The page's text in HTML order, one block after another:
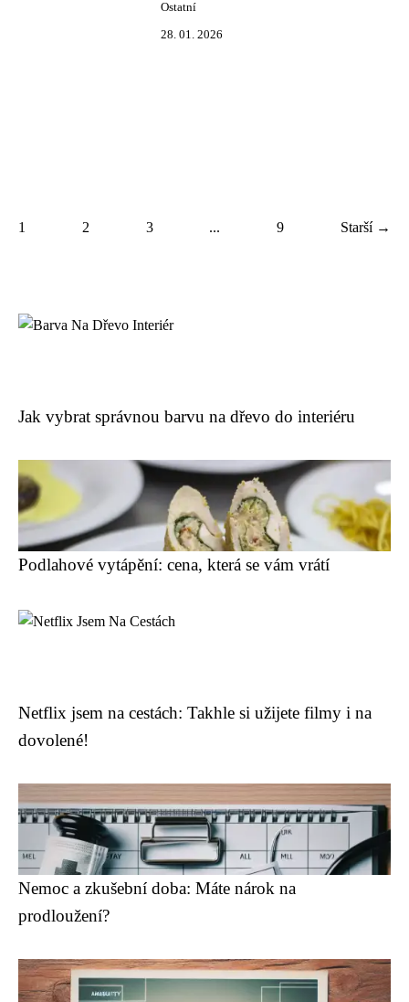
Ostatní
28. 01. 2026
1 2 3 ... 9 Starší →
Jak vybrat správnou barvu na dřevo do interiéru
Podlahové vytápění: cena, která se vám vrátí
Netflix jsem na cestách: Takhle si užijete filmy i na
dovolené!
Nemoc a zkušební doba: Máte nárok na
prodloužení?